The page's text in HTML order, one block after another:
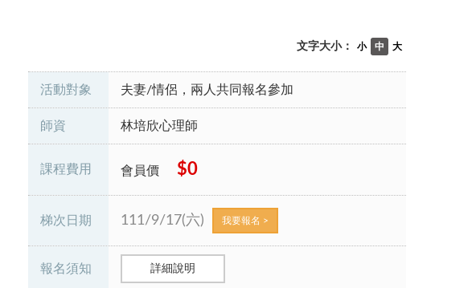
大
中
小
文字大小：
活動對象 夫妻/情侶，兩人共同報名參加
師資 林培欣心理師
課程費用 會員價 $0
梯次日期 111/9/17(六) 我要報名 >
報名須知 詳細說明